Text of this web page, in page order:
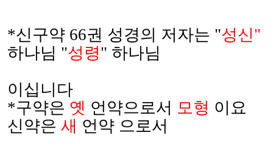
*신구약 66권 성경의 저자는 "성신"
하나님 "성령" 하나님
이십니다
*구약은 옛 언약으로서 모형 이요
신약은 새 언약 으로서